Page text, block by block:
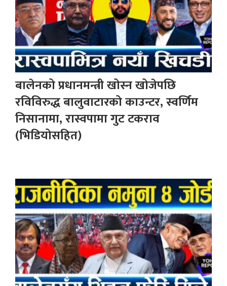
बालेनको प्रधानमन्त्री खोस्न खोजेपछि
रविविरुद्ध बालुवाटारको काउन्टर, स्वर्णिम
निसानामा, रास्वपामा गुट टकराव
(भिडियोसहित)